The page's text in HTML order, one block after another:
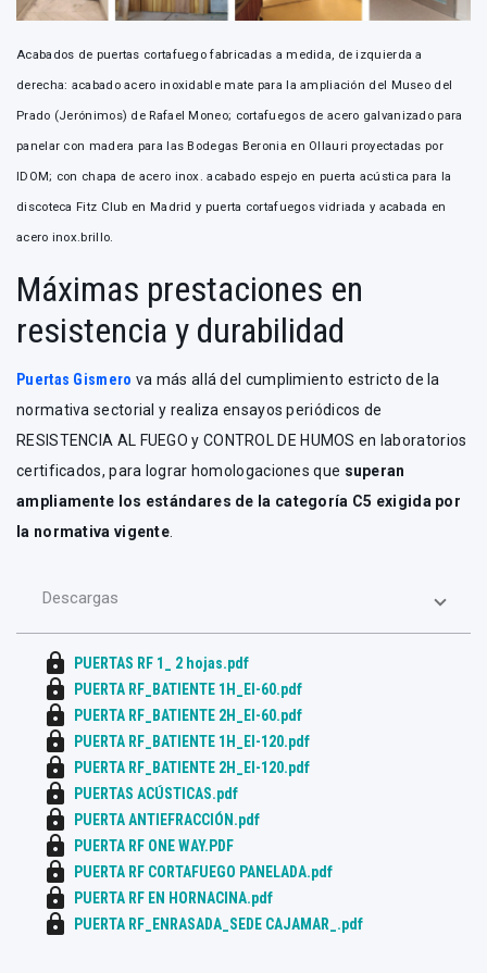
Acabados de puertas cortafuego fabricadas a medida, de izquierda a
derecha: acabado acero inoxidable mate para la ampliación del Museo del
Prado (Jerónimos) de Rafael Moneo; cortafuegos de acero galvanizado para
panelar con madera para las Bodegas Beronia en Ollauri proyectadas por
IDOM; con chapa de acero inox. acabado espejo en puerta acústica para la
discoteca Fitz Club en Madrid y puerta cortafuegos vidriada y acabada en
acero inox.brillo.
Máximas prestaciones en
resistencia y durabilidad
Puertas Gismero va más allá del cumplimiento estricto de la
normativa sectorial y realiza ensayos periódicos de
RESISTENCIA AL FUEGO y CONTROL DE HUMOS en laboratorios
certificados, para lograr homologaciones que superan
ampliamente los estándares de la categoría C5 exigida por
la normativa vigente
Descargas
lock PUERTAS RF 1_ 2 hojas.pdf
lock PUERTA RF_BATIENTE 1H_EI-60.pdf
lock PUERTA RF_BATIENTE 2H_EI-60.pdf
lock PUERTA RF_BATIENTE 1H_EI-120.pdf
lock PUERTA RF_BATIENTE 2H_EI-120.pdf
lock PUERTAS ACÚSTICAS.pdf
lock PUERTA ANTIEFRACCIÓN.pdf
lock PUERTA RF ONE WAY.PDF
lock PUERTA RF CORTAFUEGO PANELADA.pdf
lock PUERTA RF EN HORNACINA.pdf
lock PUERTA RF_ENRASADA_SEDE CAJAMAR_.pdf